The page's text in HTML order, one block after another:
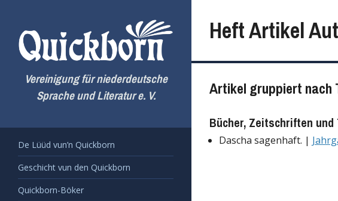
springen
Vereinigung für niederdeutsche
Sprache und Literatur e. V.
De Lüüd vun’n Quickborn
Geschicht vun den Quickborn
Quickborn-Böker
Heft Artikel
Artikel gruppiert nach
Bücher, Zeitschriften und
Dascha sagenhaft. |